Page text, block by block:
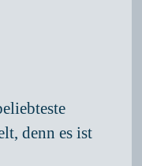
denn es ist